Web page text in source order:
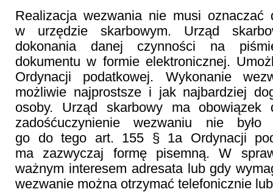
Realizacja wezwania nie musi oznaczać
w urzędzie skarbowym. Urząd
dokonania danej czynności na
dokumentu w formie elektronicznej.
Ordynacji podatkowej. Wykonanie
możliwie najprostsze i jak najbardziej
osoby. Urząd skarbowy ma obowiązek
zadośćuczynienie wezwaniu nie było
go do tego art. 155 § 1a Ordynacji
ma zazwyczaj formę pisemną. W
ważnym interesem adresata lub gdy
wezwanie można otrzymać telefonicznie